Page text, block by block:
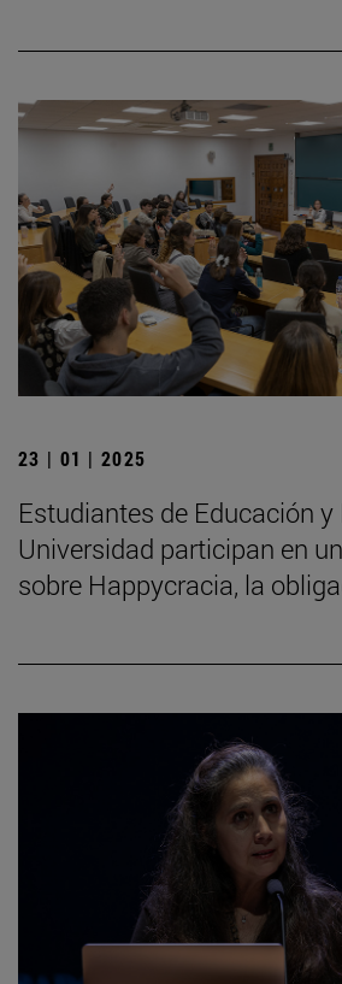
23 | 01 | 2025
Estudiantes de Educación
Universidad participan en
sobre Happycracia, la